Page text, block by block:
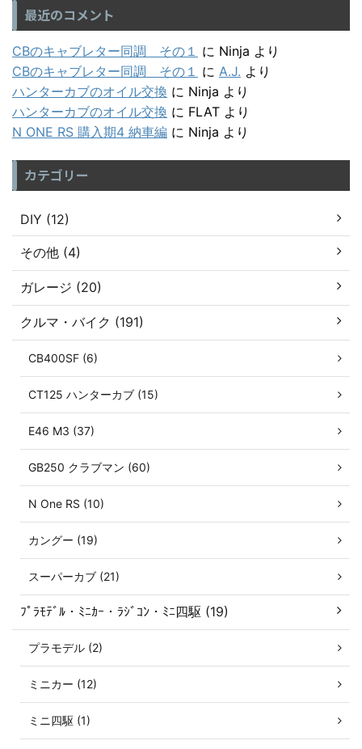
最近のコメント
CBのキャブレター同調 その１ に Ninja より
CBのキャブレター同調 その１ に A.J. より
ハンターカブのオイル交換 に Ninja より
ハンターカブのオイル交換 に FLAT より
N ONE RS 購入期4 納車編 に Ninja より
カテゴリー
DIY (12)
その他 (4)
ガレージ (20)
クルマ・バイク (191)
CB400SF (6)
CT125 ハンターカブ (15)
E46 M3 (37)
GB250 クラブマン (60)
N One RS (10)
カングー (19)
スーパーカブ (21)
ﾌﾟﾗﾓﾃﾞﾙ・ﾐﾆｶｰ・ﾗｼﾞｺﾝ・ﾐﾆ四駆 (19)
プラモデル (2)
ミニカー (12)
ミニ四駆 (1)